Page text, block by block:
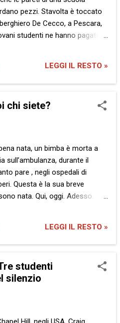
pezzi. Stavolta è toccato
De Cecco, a Pescara,
studenti ne hanno pagato
avanti… C’era una volta un
a forma di calzatura. Non
scarpe col tacco e da
rimaniamo sul vago, o
di calzatura, non per forza
una scuola. Nella scuola
Nella classe c’era il solito.
banchi e sedie, cattedra
e cancellino. In breve, il
di torno lo scontato,
LEGGI IL RESTO »
chi siete?
nata, un bimba è morta a
sull’ambulanza, durante il
pare , negli ospedali di
Questa è la sua breve
nata. Qui, oggi. Adesso.
Non so per voi cosa voglia dire
gli occhi e respirare. Non
Ma, l’ordine, cosa conta, in
l’attimo che attraversi sia il
per me. Per mia madre,
capito che l’altra voce fosse
LEGGI IL RESTO »
studenti
silenzio